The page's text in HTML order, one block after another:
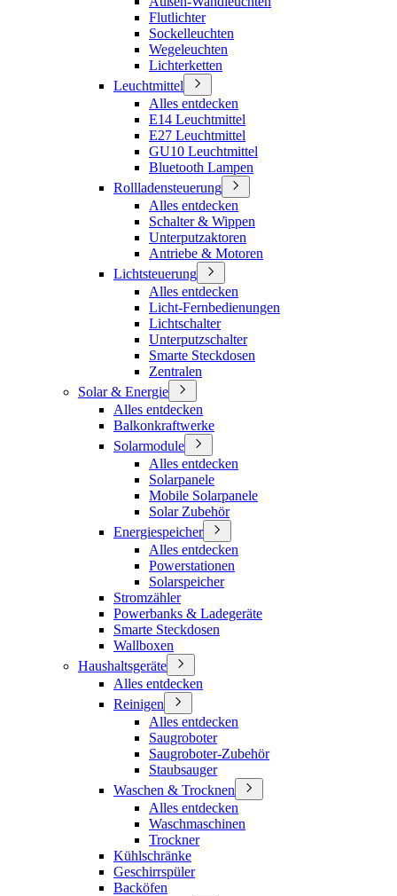
Flutlichter
Sockelleuchten
Wegeleuchten
Lichterketten
Leuchtmittel
Alles entdecken
E14 Leuchtmittel
E27 Leuchtmittel
GU10 Leuchtmittel
Bluetooth Lampen
Rollladensteuerung
Alles entdecken
Schalter & Wippen
Unterputzaktoren
Antriebe & Motoren
Lichtsteuerung
Alles entdecken
Licht-Fernbedienungen
Lichtschalter
Unterputzschalter
Smarte Steckdosen
Zentralen
Solar & Energie
Alles entdecken
Balkonkraftwerke
Solarmodule
Alles entdecken
Solarpanele
Mobile Solarpanele
Solar Zubehör
Energiespeicher
Alles entdecken
Powerstationen
Solarspeicher
Stromzähler
Powerbanks & Ladegeräte
Smarte Steckdosen
Wallboxen
Haushaltsgeräte
Alles entdecken
Reinigen
Alles entdecken
Saugroboter
Saugroboter-Zubehör
Staubsauger
Waschen & Trocknen
Alles entdecken
Waschmaschinen
Trockner
Kühlschränke
Geschirrspüler
Backöfen